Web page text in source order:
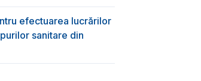
efectuarea lucrărilor
sanitare din